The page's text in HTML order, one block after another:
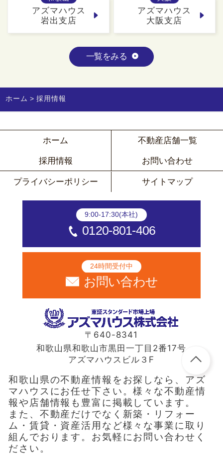
アズマハウス
岩出支店
アズマハウス
大阪支店
一覧をみる
ホーム 採用情報
ホーム 不動産店舗一覧
採用情報 お問い合わせ
プライバシーポリシー サイトマップ
9:00-17:30(本社)
0120-801-406
24時間受付中
お問い合わせ
〒640-8341
和歌山県和歌山市黒田一丁目2番17号
アズマハウスビル３F
和歌山県の不動産情報をお探しなら、アズ
マハウスにお任せ下さい。様々な不動産情
報や店舗情報も豊富に掲載しています。
また、不動産だけでなく新築・リフォー
ム・賃貸・資産活用など様々な事業に取り
組んでおります。お気軽にお問い合わせく
ださい。